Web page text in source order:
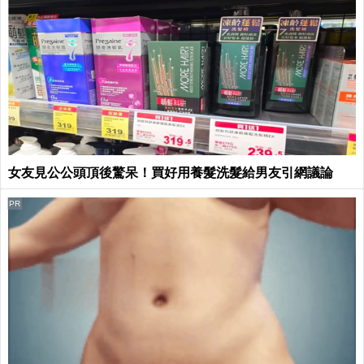
女友見公公頭頂後驚呆！買好用養髮洗髮給男友引網議論
PR